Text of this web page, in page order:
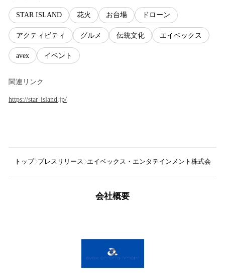
STAR ISLAND 花火 お台場 ドローン
アクティビティ グルメ 伝統文化 エイベックス
avex イベント
関連リンク
https://star-island.jp/
トップ プレスリリース エイベックス・エンタテインメント株式会社
会社概要